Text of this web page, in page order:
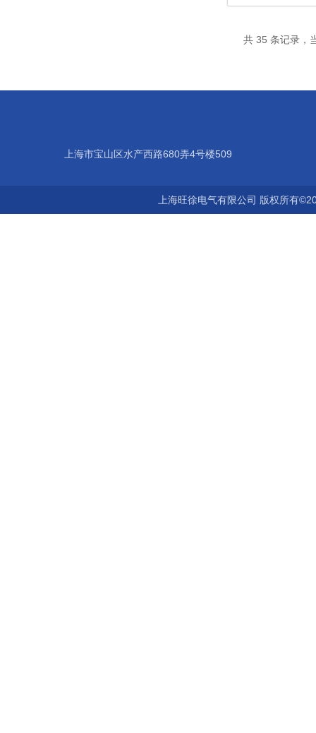
共 35 条记录
上海市宝山区水产西路680弄4号楼509
上海旺徐电气有限公司 版权所有